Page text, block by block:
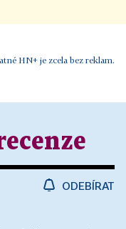
HN+ je zcela bez reklam.
ODEBÍRAT